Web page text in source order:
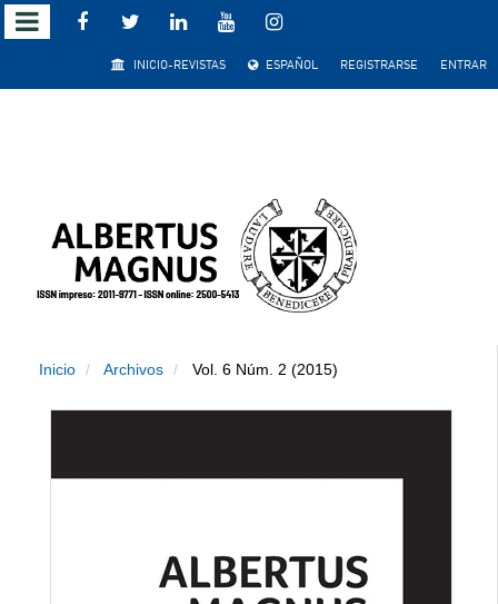
Salto
rápido
Navegación
principal
INICIO-REVISTAS ESPAÑOL REGISTRARSE ENTRAR
Inicio Archivos Vol. 6 Núm. 2 (2015)